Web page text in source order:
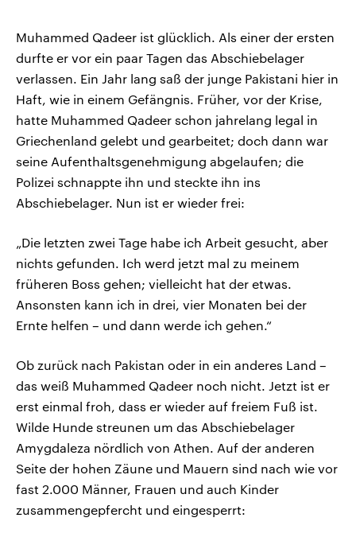
Muhammed Qadeer ist glücklich. Als einer der ersten
durfte er vor ein paar Tagen das Abschiebelager
verlassen. Ein Jahr lang saß der junge Pakistani hier in
Haft, wie in einem Gefängnis. Früher, vor der Krise,
hatte Muhammed Qadeer schon jahrelang legal in
Griechenland gelebt und gearbeitet; doch dann war
seine Aufenthaltsgenehmigung abgelaufen; die
Polizei schnappte ihn und steckte ihn ins
Abschiebelager. Nun ist er wieder frei:
„Die letzten zwei Tage habe ich Arbeit gesucht, aber
nichts gefunden. Ich werd jetzt mal zu meinem
früheren Boss gehen; vielleicht hat der etwas.
Ansonsten kann ich in drei, vier Monaten bei der
Ernte helfen – und dann werde ich gehen.“
Ob zurück nach Pakistan oder in ein anderes Land –
das weiß Muhammed Qadeer noch nicht. Jetzt ist er
erst einmal froh, dass er wieder auf freiem Fuß ist.
Wilde Hunde streunen um das Abschiebelager
Amygdaleza nördlich von Athen. Auf der anderen
Seite der hohen Zäune und Mauern sind nach wie vor
fast 2.000 Männer, Frauen und auch Kinder
zusammengepfercht und eingesperrt: